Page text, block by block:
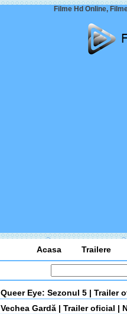
Filme Hd Online,
Acasa Trailere
Queer Eye: Sezonul 5 | Trailer
Vechea Gardă | Trailer oficial |